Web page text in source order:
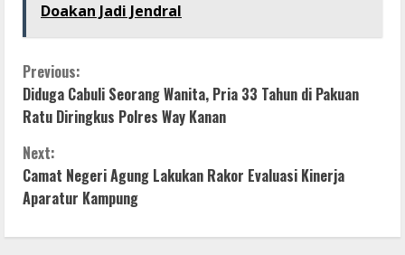
Doakan Jadi Jendral
C
o
n
t
i
Previous:
Diduga Cabuli Seorang Wanita, Pria 33 Tahun di Pakuan
Ratu Diringkus Polres Way Kanan
Next:
Camat Negeri Agung Lakukan Rakor Evaluasi Kinerja
Aparatur Kampung